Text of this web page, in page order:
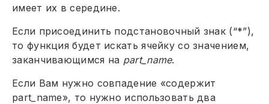
имеет их в середине.
Если присоединить подстановочный знак (“*”),
то функция будет искать ячейку со значением,
заканчивающимся на part_name.
Если Вам нужно совпадение «содержит
part_name», то нужно использовать два